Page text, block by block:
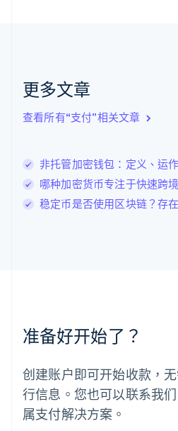
更多文章
查看所有“支付”相关文章
非托管加密钱包：定义、运
哪种加密货币专注于快速跨
稳定币是否使用区块链？存
准备好开始了？
创建账户即可开始收款，
行信息。您也可以联系我
属支付解决方案。
English
English
卢森堡
罗马尼亚
English
挪威
葡萄牙
Português English
日本
日本語English
瑞典